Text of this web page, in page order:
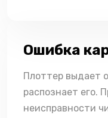
Ошибка
Плоттер выдает
распознает его.
неисправности